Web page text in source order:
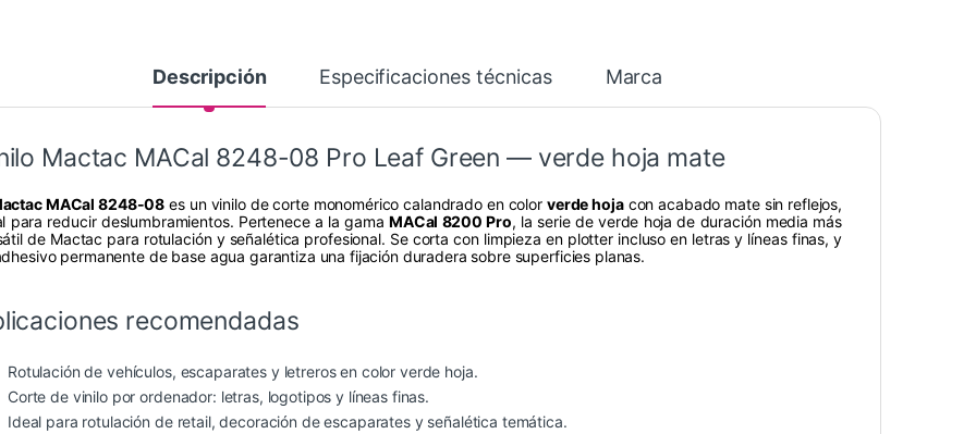
Descripción Especificaciones técnicas Marca
Mactac MACal 8248-08 Pro Leaf Green — verde hoja mate
MACal 8248-08 es un vinilo de corte monomérico calandrado en color verde hojacon acabado mate sin reflejos,
para reducir deslumbramientos. Pertenece a la gama MACal 8200 Pro, la serie de verde hoja de duración media más
de Mactac para rotulación y señalética profesional. Se corta con limpieza en plotter incluso en letras y líneas finas, y
permanente de base agua garantiza una fijación duradera sobre superficies planas.
recomendadas
Rotulación de vehículos, escaparates y letreros en color verde hoja.
Corte de vinilo por ordenador: letras, logotipos y líneas finas.
Ideal para rotulación de retail, decoración de escaparates y señalética temática.